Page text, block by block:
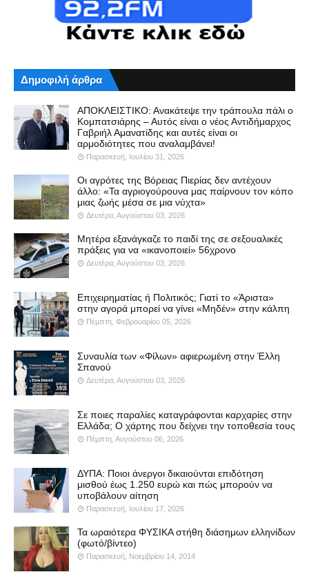
Δημοφιλή άρθρα
ΑΠΟΚΛΕΙΣΤΙΚΟ: Ανακάτεψε την τράπουλα πάλι ο
Κομπατσιάρης – Αυτός είναι ο νέος Αντιδήμαρχος
Γαβριήλ Αμανατίδης και αυτές είναι οι
αρμοδιότητες που αναλαμβάνει!
Παρασκευή, Ιουλίου 31, 2026
Οι αγρότες της Βόρειας Πιερίας δεν αντέχουν
άλλο: «Τα αγριογούρουνα μας παίρνουν τον κόπο
μιας ζωής μέσα σε μια νύχτα»
Δευτέρα, Αυγούστου 03, 2026
Μητέρα εξανάγκαζε το παιδί της σε σεξουαλικές
πράξεις για να «ικανοποιεί» 56χρονο
Δευτέρα, Αυγούστου 03, 2026
Επιχειρηματίας ή Πολιτικός; Γιατί το «Άριστα»
στην αγορά μπορεί να γίνει «Μηδέν» στην κάλπη
Πέμπτη, Φεβρουαρίου 05, 2026
Συναυλία των «Φίλων» αφιερωμένη στην Έλλη
Σπανού
Δευτέρα, Αυγούστου 03, 2026
Σε ποιες παραλίες καταγράφονται καρχαρίες στην
Ελλάδα; Ο χάρτης που δείχνει την τοποθεσία τους
Πέμπτη, Αυγούστου 06, 2026
ΔΥΠΑ: Ποιοι άνεργοι δικαιούνται επιδότηση
μισθού έως 1.250 ευρώ και πώς μπορούν να
υποβάλουν αίτηση
Παρασκευή, Ιουλίου 17, 2026
Τα ωραιότερα ΦΥΣΙΚΑ στήθη διάσημων ελληνίδων
(φωτό/βίντεο)
Παρασκευή, Νοεμβρίου 14, 2014